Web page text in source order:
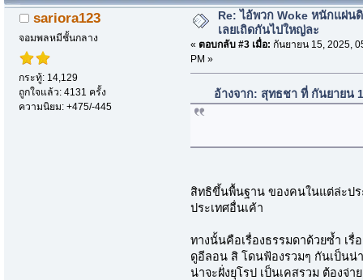
sariora123
จอมพลหมีชั้นกลาง
กระทู้: 14,129
ถูกใจแล้ว: 4131 ครั้ง
ความนิยม: +475/-445
Re: ไอ้พวก Woke หนักแผ่น
เลยเถิดกันไปใหญ่ละ
« ตอบกลับ #3 เมื่อ: กันยายน 15, 2025,
PM »
อ้างจาก: สุทธชา ที่ กันยายน
สิทธิขึ้นพื้นฐาน ของคนในแต่ล่ะปร
ประเทศอื่นเค้า
ทางนั้นคือเรื่องธรรมดาด้วยซ้ำ เรื่
ดูอีลอน สิ โดนฟ้องรวมๆ กันเป็นน่
น่าจะฝั่งยุโรป เป็นเคสรวม ต้องจ่า